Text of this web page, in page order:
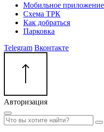
Мобильное приложение
Схема ТРК
Как добраться
Парковка
Telegram Вконтакте
Авторизация